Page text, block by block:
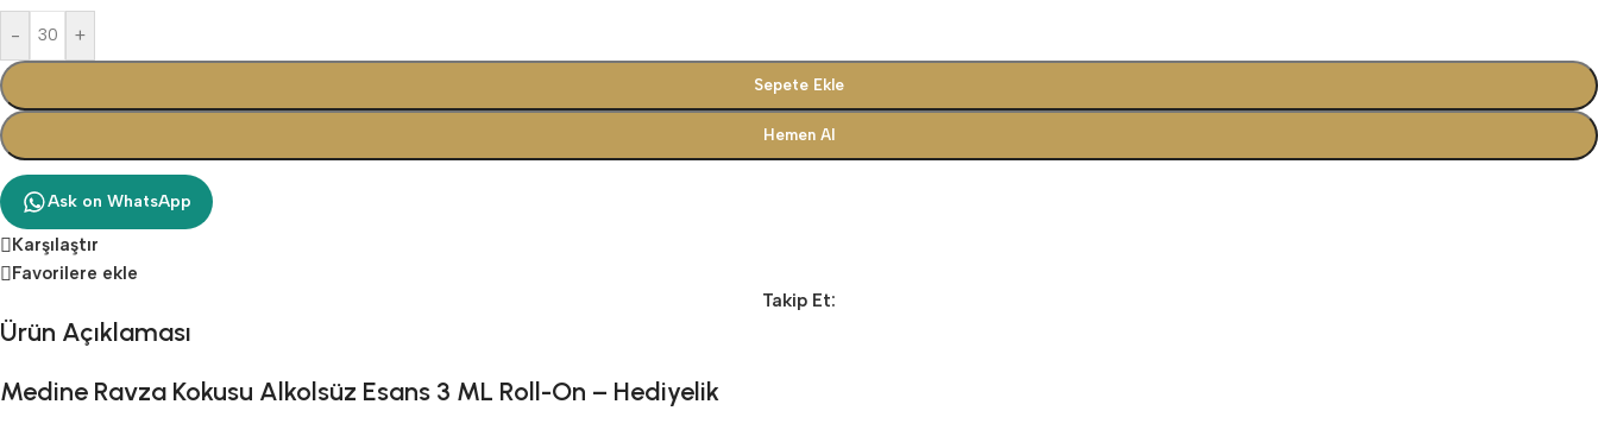
- +
Sepete Ekle
Hemen Al
Ask on WhatsApp
Karşılaştır
Favorilere ekle
Takip Et:
Ürün Açıklaması
Medine Ravza Kokusu Alkolsüz Esans 3 ML Roll-On – Hediyelik